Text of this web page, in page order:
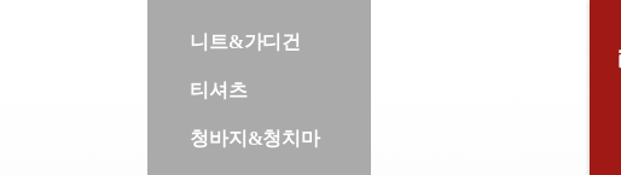
니트&가디건
티셔츠
청바지&청치마